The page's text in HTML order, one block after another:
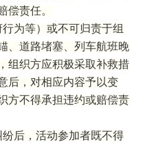
偿责任。
为等）或不可归责于组
、道路堵塞、列车航班晚
组织方应积极采取补救措
后，对相应内容予以变
方不得承担违约或赔偿责
后，活动参加者既不得